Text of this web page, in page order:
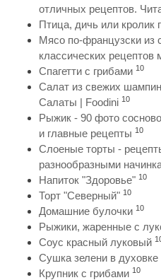
отличных рецептов.
Птица, дичь или кролик
Мясо по-французски из
классических рецептов
Спагетти с грибами 10
Салат из свежих
Салаты | Foodini 10
Рыжик - 90 фото
и главные рецепты 10
Слоеные торты -
разнообразными
Напиток "Здоровье" 10
Торт "Северный" 10
Домашние булочки 10
Рыжики, жаренные с
Соус красный луковый
Сушка зелени в духовке
Крупник с грибами 10